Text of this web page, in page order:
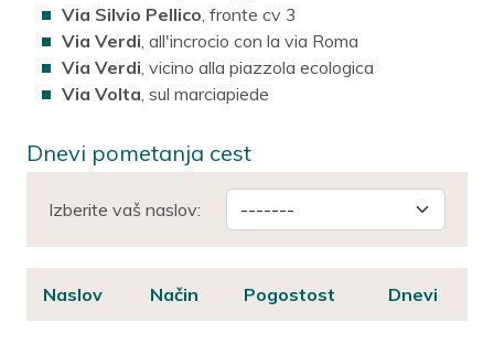
Via Silvio Pellico , fronte cv 3
Via Verdi , all'incrocio con la via Roma
Via Verdi , vicino alla piazzola ecologica
Via Volta , sul marciapiede
Dnevi pometanja cest
Izberite vaš naslov:
Naslov Način Pogostost Dnevi